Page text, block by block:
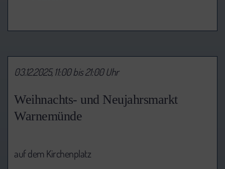
Weihnachts- und Neujahrsmarkt
Warnemünde
03.12.2025, 11:00 bis 21:00 Uhr
auf dem Kirchenplatz